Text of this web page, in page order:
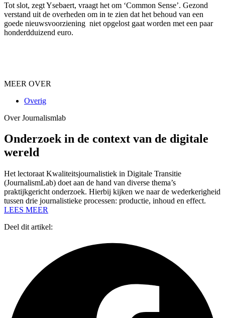
Tot slot, zegt Ysebaert, vraagt het om ‘Common Sense’. Gezond
verstand uit de overheden om in te zien dat het behoud van een
goede nieuwsvoorziening niet opgelost gaat worden met een paar
honderdduizend euro.
MEER OVER
Overig
Over Journalismlab
Onderzoek in de context van de digitale
wereld
Het lectoraat Kwaliteitsjournalistiek in Digitale Transitie
(JournalismLab) doet aan de hand van diverse thema’s
praktijkgericht onderzoek. Hierbij kijken we naar de wederkerigheid
tussen drie journalistieke processen: productie, inhoud en effect.
LEES MEER
Deel dit artikel: